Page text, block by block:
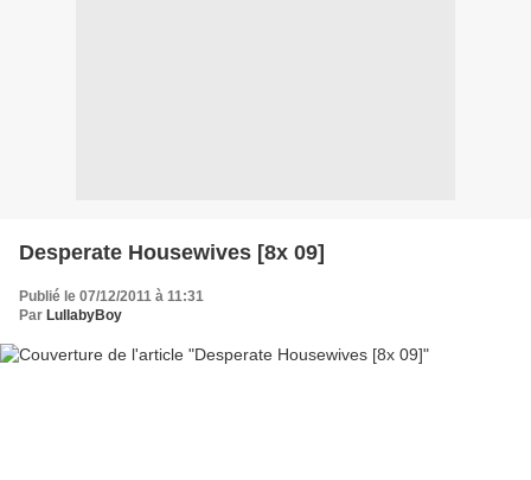
Desperate Housewives [8x 09]
Publié le 07/12/2011 à 11:31
Par LullabyBoy